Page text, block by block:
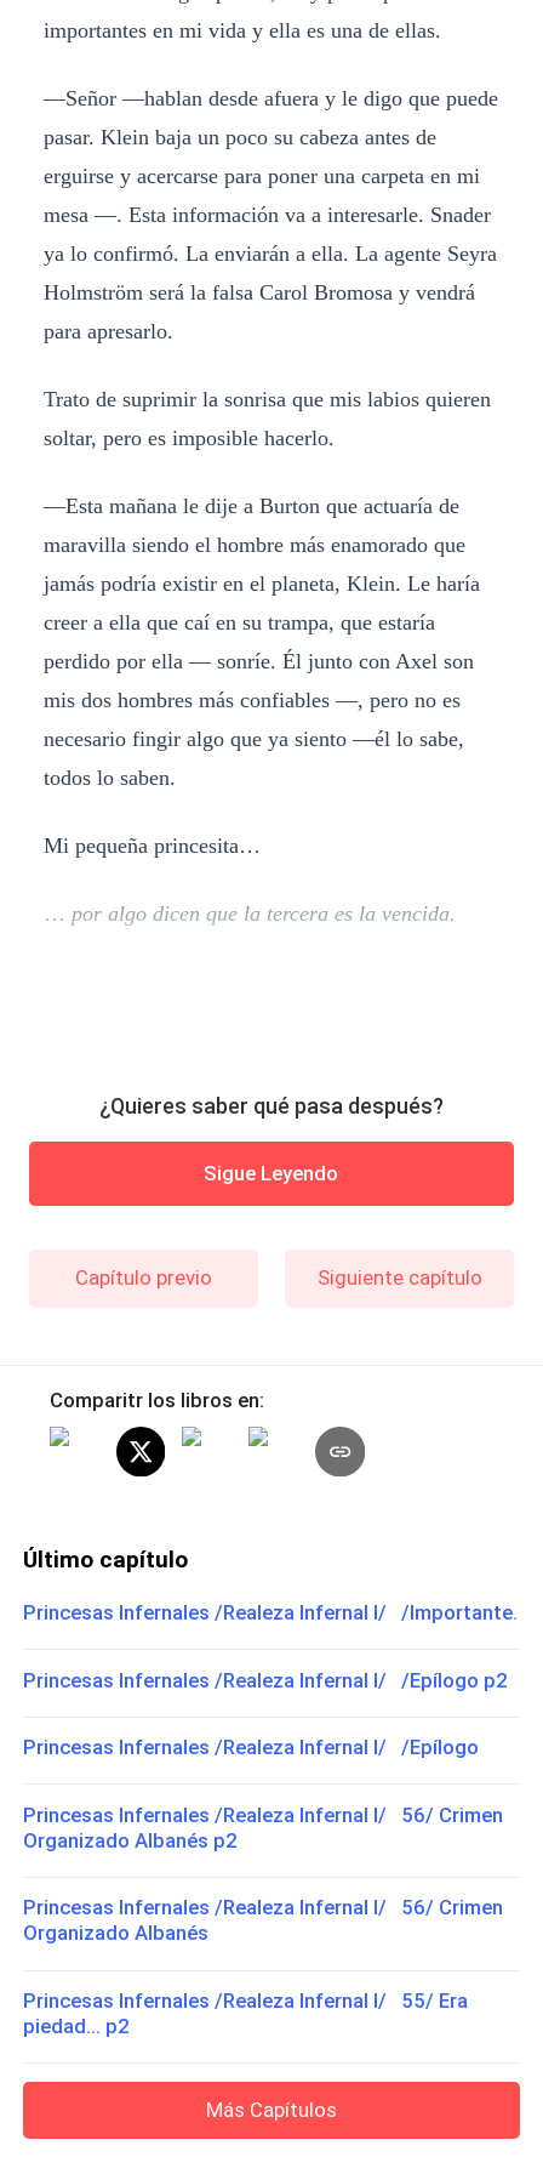
importantes en mi vida y ella es una de ellas.
—Señor —hablan desde afuera y le digo que puede
pasar. Klein baja un poco su cabeza antes de
erguirse y acercarse para poner una carpeta en mi
mesa —. Esta información va a interesarle. Snader
ya lo confirmó. La enviarán a ella. La agente Seyra
Holmström será la falsa Carol Bromosa y vendrá
para apresarlo.
Trato de suprimir la sonrisa que mis labios quieren
soltar, pero es imposible hacerlo.
—Esta mañana le dije a Burton que actuaría de
maravilla siendo el hombre más enamorado que
jamás podría existir en el planeta, Klein. Le haría
creer a ella que caí en su trampa, que estaría
perdido por ella — sonríe. Él junto con Axel son
mis dos hombres más confiables —, pero no es
necesario fingir algo que ya siento —él lo sabe,
todos lo saben.
Mi pequeña princesita…
… por algo dicen que la tercera es la vencida.
¿Quieres saber qué pasa después?
Sigue Leyendo
Capítulo previo Siguiente capítulo
Comparitr los libros en:
Último capítulo
Princesas Infernales /Realeza Infernal I/ /Importante.
Princesas Infernales /Realeza Infernal I/ /Epílogo p2
Princesas Infernales /Realeza Infernal I/ /Epílogo
Princesas Infernales /Realeza Infernal I/ 56/ Crimen
Organizado Albanés p2
Princesas Infernales /Realeza Infernal I/ 56/ Crimen
Organizado Albanés
Princesas Infernales /Realeza Infernal I/ 55/ Era
piedad... p2
Más Capítulos